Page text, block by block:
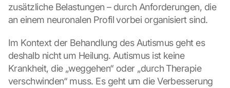
zusätzliche Belastungen – durch Anforderungen, die
an einem neuronalen Profil vorbei organisiert sind.
Im Kontext der Behandlung des Autismus geht es
deshalb nicht um Heilung. Autismus ist keine
Krankheit, die „weggehen“ oder „durch Therapie
verschwinden“ muss. Es geht um die Verbesserung
L
o
d
G
o
o
g